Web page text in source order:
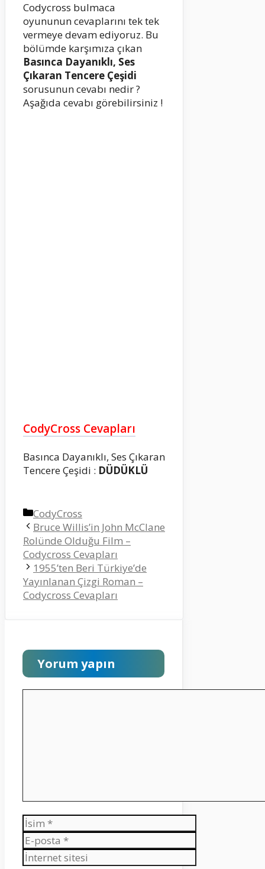
Codycross bulmaca
oyununun cevaplarını tek tek
vermeye devam ediyoruz. Bu
bölümde karşımıza çıkan
Basınca Dayanıklı, Ses
Çıkaran Tencere Çeşidi
sorusunun cevabı nedir ?
Aşağıda cevabı görebilirsiniz !
CodyCross Cevapları
Basınca Dayanıklı, Ses Çıkaran
Tencere Çeşidi : DÜDÜKLÜ
Kategoriler
CodyCross
Bruce Willis’in John McClane
Rolünde Olduğu Film –
Codycross Cevapları
1955’ten Beri Türkiye’de
Yayınlanan Çizgi Roman –
Codycross Cevapları
Yorum yapın
İsim
E-
posta
İnternet